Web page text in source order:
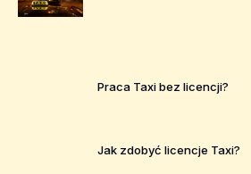
Praca Taxi bez licencji?
Jak zdobyć licencje Taxi?